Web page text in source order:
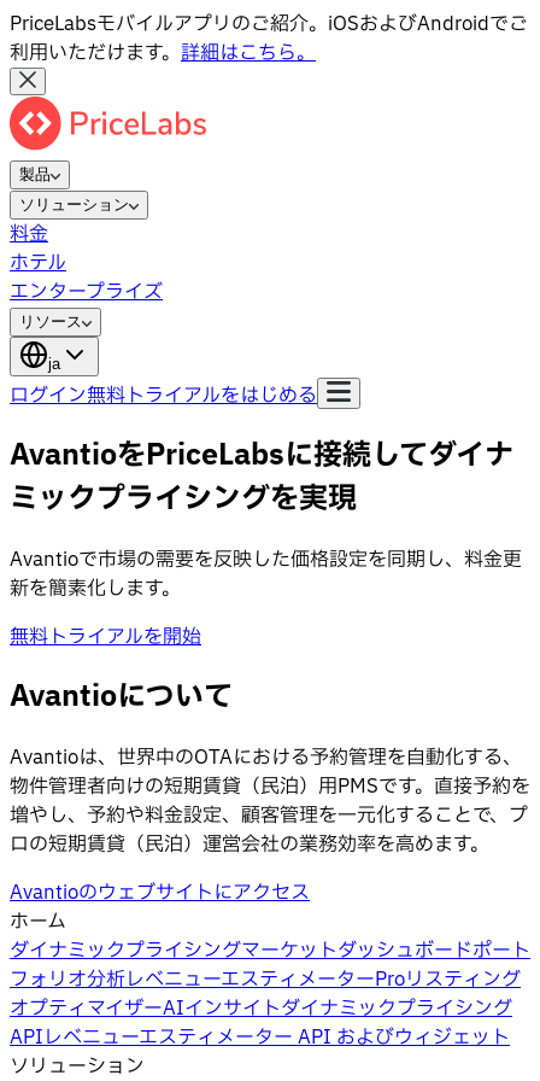
PriceLabsモバイルアプリのご紹介。iOSおよびAndroidでご
利用いただけます。 詳細はこちら。
製品
ソリューション
料金
ホテル
エンタープライズ
リソース
ja
ログイン無料トライアルをはじめる
AvantioをPriceLabsに接続してダイナ
ミックプライシングを実現
Avantioで市場の需要を反映した価格設定を同期し、料金更
新を簡素化します。
無料トライアルを開始
Avantioについて
Avantioは、世界中のOTAにおける予約管理を自動化する、
物件管理者向けの短期賃貸（民泊）用PMSです。直接予約を
増やし、予約や料金設定、顧客管理を一元化することで、プ
ロの短期賃貸（民泊）運営会社の業務効率を高めます。
Avantioのウェブサイトにアクセス
ホーム
ダイナミックプライシングマーケットダッシュボードポート
フォリオ分析レベニューエスティメーターProリスティング
オプティマイザーAIインサイトダイナミックプライシング
APIレベニューエスティメーター API およびウィジェット
ソリューション